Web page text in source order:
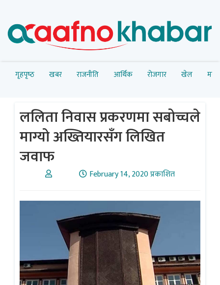
गृहपृष्‍ठ खबर राजनीति आर्थिक रोजगार खेल
ललिता निवास प्रकरणमा सबोच्चले
माग्यो अख्तियारसँग लिखित
जवाफ
February 14, 2020 प्रकाशित